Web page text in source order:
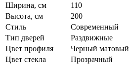
Ширина, см
110
Высота, см
200
Стиль
Современный
Тип дверей
Раздвижные
Цвет профиля
Черный матовый
Цвет стекла
Прозрачный